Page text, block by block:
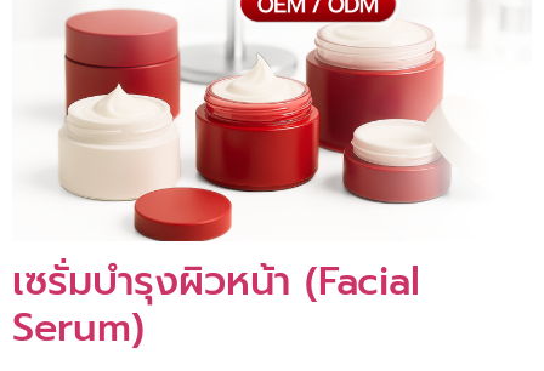
เซรั่มบำรุงผิวหน้า (Facial
Serum)